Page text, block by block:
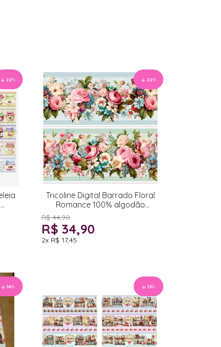
22% 22%
Tricoline Digital Barrado Floral
Romance 100% algodão
R$ 44,90
R$ 34,90
2x R$ 17,45
14% 13%